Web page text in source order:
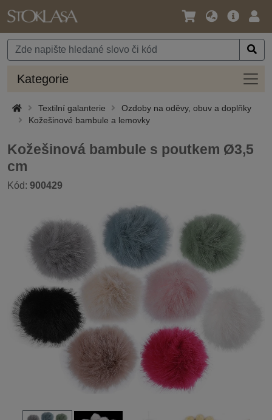
Jazyk
Měna
Hlavní
Kategorie
Textilní galanterie
Ozdoby na oděvy, obuv a doplňky
Kožešinové bambule a lemovky
Kožešinová bambule s poutkem Ø3,5
cm
Kód: 900429